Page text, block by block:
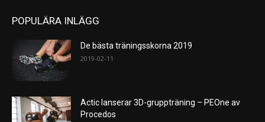
POPULÄRA INLÄGG
De bästa träningsskorna 2019
2019-02-11
Actic lanserar 3D-gruppträning – PEOne av
Procedos